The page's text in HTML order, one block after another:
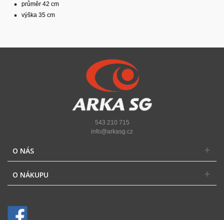
průměr 42 cm
výška 35 cm
543 210 715
info@arkasg.cz
O NÁS
O NÁKUPU